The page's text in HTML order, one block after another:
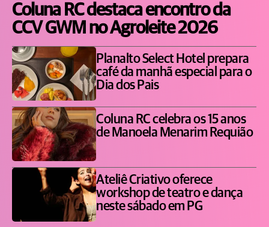
Coluna RC destaca encontro da
CCV GWM no Agroleite 2026
Planalto Select Hotel prepara
café da manhã especial para o
Dia dos Pais
Coluna RC celebra os 15 anos
de Manoela Menarim Requião
Ateliê Criativo oferece
workshop de teatro e dança
neste sábado em PG